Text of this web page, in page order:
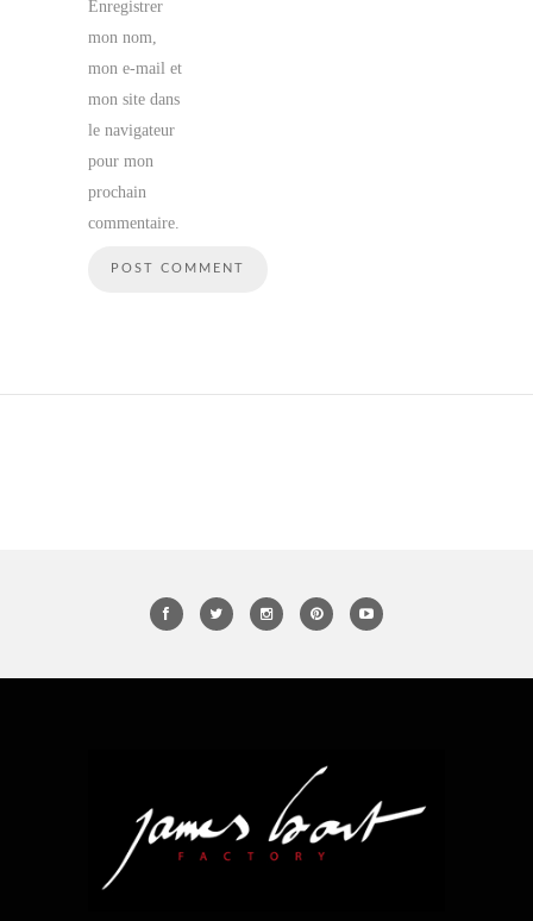
Enregistrer
mon nom,
mon e-mail et
mon site dans
le navigateur
pour mon
prochain
commentaire.